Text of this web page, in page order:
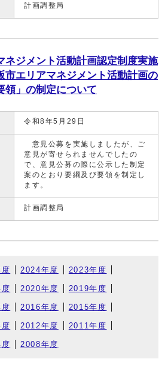
計画調整局
ネジメント活動計画認定制度実施
市エリアマネジメント活動計画の
領」の制定について
令和8年5月29日
意見公募を実施しましたが、ご
意見が寄せられませんでしたの
で、意見公募の際に公示した制定
案のとおり要綱及び要領を制定し
ます。
計画調整局
2024年度 2023年度
2020年度 2019年度
2016年度 2015年度
2012年度 2011年度
2008年度